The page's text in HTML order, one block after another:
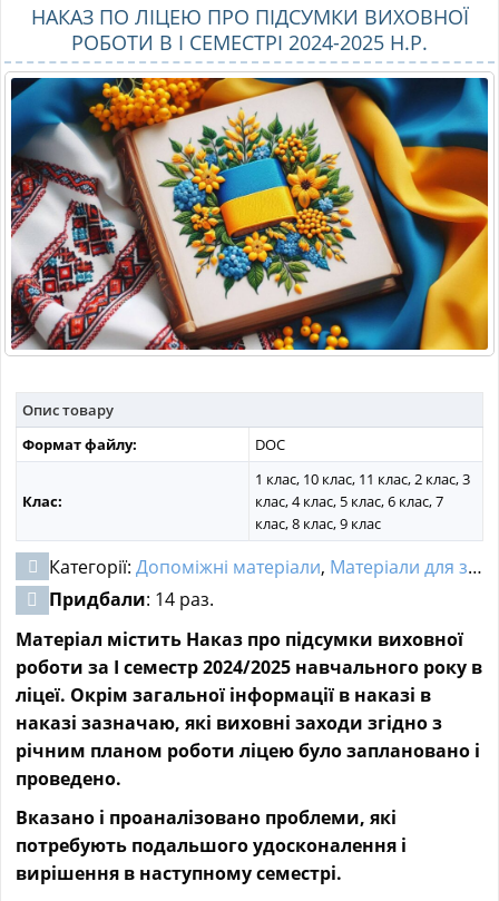
КОШИК
ВИХОВАТЕЛЯМ ДНЗ
ПОЧАТКОВІ КЛАСИ
МАТЕРІАЛИ З ПРЕДМЕТІВ
РІЗНІ МАТЕРІАЛИ
НОВИНИ
НАКАЗ ПО ЛІЦЕЮ ПРО ПІДСУМКИ ВИХОВНОЇ
РОБОТИ В І СЕМЕСТРІ 2024-2025 Н.Р.
Опис товару
Формат файлу:
DOC
Клас:
1 клас, 10 клас, 11 клас, 2 клас, 3
клас, 4 клас, 5 клас, 6 клас, 7
клас, 8 клас, 9 клас
Категорії: Допоміжні матеріали, Матеріали для заходів
Придбали: 14 раз.
Матеріал містить Наказ про підсумки виховної
роботи за І семестр 2024/2025 навчального року в
ліцеї. Окрім загальної інформації в наказі в
наказі зазначаю, які виховні заходи згідно з
річним планом роботи ліцею було заплановано і
проведено.
Вказано і проаналізовано проблеми, які
потребують подальшого удосконалення і
вирішення в наступному семестрі.